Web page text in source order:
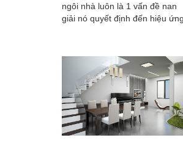
ngôi nhà luôn là 1 vấn đề nan
giải nó quyết định đến hiệu
của gia đình bạn.